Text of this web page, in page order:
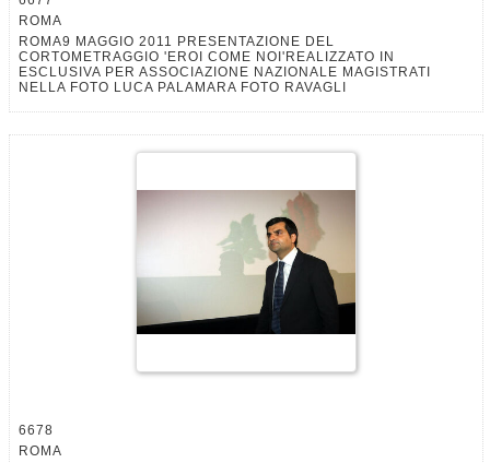
ROMA
ROMA9 MAGGIO 2011 PRESENTAZIONE DEL
CORTOMETRAGGIO 'EROI COME NOI'REALIZZATO IN
ESCLUSIVA PER ASSOCIAZIONE NAZIONALE MAGISTRATI
NELLA FOTO LUCA PALAMARA FOTO RAVAGLI
6678
ROMA